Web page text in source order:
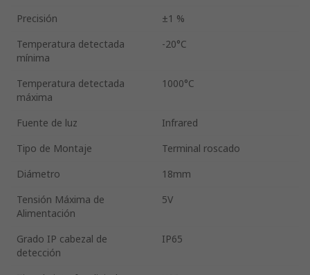
Precisión
±1 %
Temperatura detectada
mínima
-20°C
Temperatura detectada
máxima
1000°C
Fuente de luz
Infrared
Tipo de Montaje
Terminal roscado
Diámetro
18mm
Tensión Máxima de
Alimentación
5V
Grado IP cabezal de
detección
IP65